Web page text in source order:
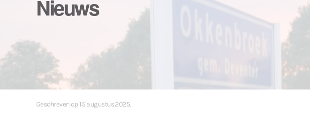
Nieuws
Geschreven op15 augustus 2025.